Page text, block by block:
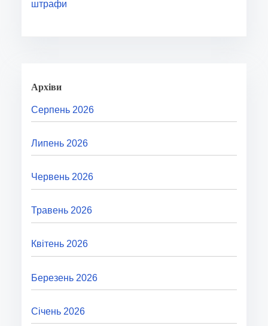
штрафи
Архіви
Серпень 2026
Липень 2026
Червень 2026
Травень 2026
Квітень 2026
Березень 2026
Січень 2026